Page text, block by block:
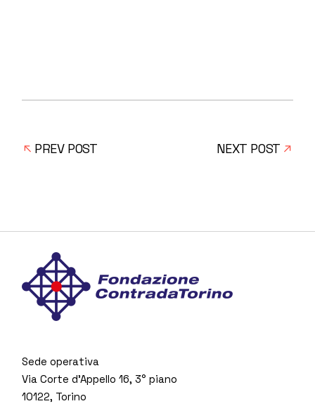
PREV POST NEXT POST
Sede operativa
Via Corte d’Appello 16, 3° piano
10122, Torino